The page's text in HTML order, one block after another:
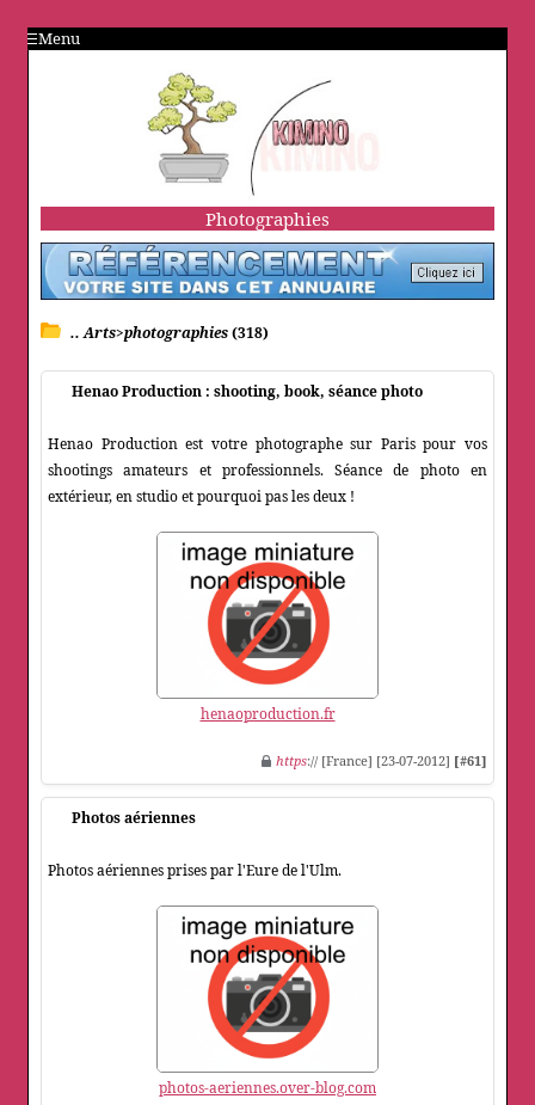
Menu
Photographies
.. Arts>photographies(318)
Henao Production : shooting, book, séance photo
Henao Production est votre photographe sur Paris pour vos
shootings amateurs et professionnels. Séance de photo en
extérieur, en studio et pourquoi pas les deux !
henaoproduction.fr
https:// [France] [23-07-2012] [#61]
Photos aériennes
Photos aériennes prises par l'Eure de l'Ulm.
photos-aeriennes.over-blog.com